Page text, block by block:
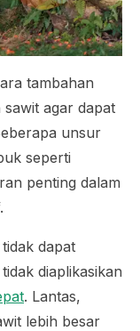
tambahan
agar dapat
unsur
seperti
penting dalam
dapat
diaplikasikan
. Lantas,
lebih besar